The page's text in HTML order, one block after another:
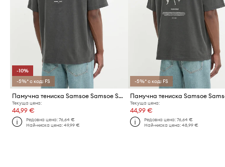
-10%
-5%* с код: FS
Памучна тениска Samsoe Samsoe SASWIRL
Текуща цена:
44,99 €
Редовна цена:76,64 €
Най-ниска цена:49,99 €
-5%* с код: FS
Текуща цена:
44,99 €
Редовна цена: 76,64 €
Най-ниска цена: 48,99 €